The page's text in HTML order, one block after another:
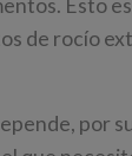
Esto
de rocío
por